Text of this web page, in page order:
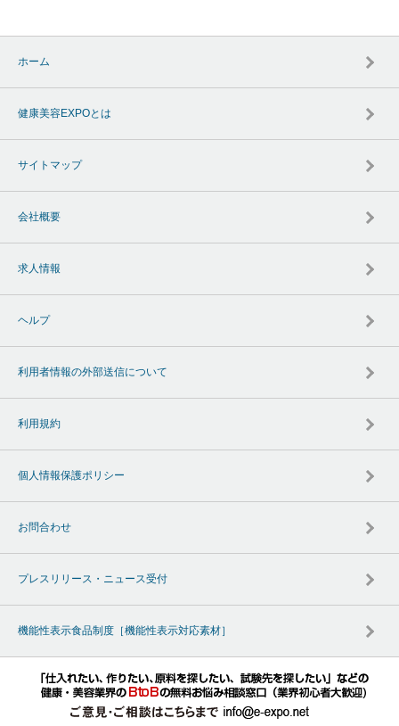
ホーム
健康美容EXPOとは
サイトマップ
会社概要
求人情報
ヘルプ
利用者情報の外部送信について
利用規約
個人情報保護ポリシー
お問合わせ
プレスリリース・ニュース受付
機能性表示食品制度［機能性表示対応素材］